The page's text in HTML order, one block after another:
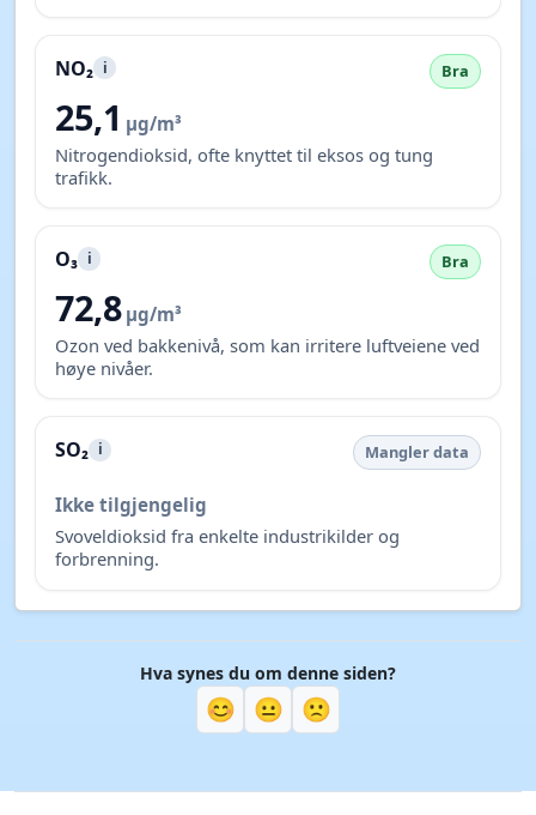
NO₂ i Bra
25,1 µg/m³
Nitrogendioksid, ofte knyttet til eksos og tung
trafikk.
O₃ i Bra
72,8 µg/m³
Ozon ved bakkenivå, som kan irritere luftveiene ved
høye nivåer.
SO₂ i Mangler data
Ikke tilgjengelig
Svoveldioksid fra enkelte industrikilder og
forbrenning.
Hva synes du om denne siden?
😊 😐 🙁